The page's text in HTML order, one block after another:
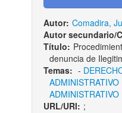
Autor: Comadira,
Autor secundario/
Título:
denuncia de
Temas: -
ADMINISTRATIVO
ADMINISTRATIVO
URL/URI: ;